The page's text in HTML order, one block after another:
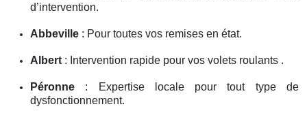
d’intervention.
Abbeville : Pour toutes vos remises en état.
Albert : Intervention rapide pour vos volets roulants .
Péronne : Expertise locale pour tout type de
dysfonctionnement.